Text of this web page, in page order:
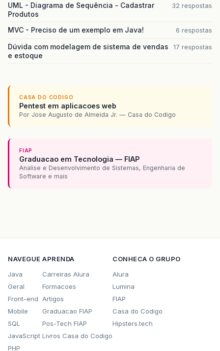
UML - Diagrama de Sequência - Cadastrar
Produtos
32 respostas
MVC - Preciso de um exemplo em Java! 6 respostas
Dúvida com modelagem de sistema de vendas
e estoque
17 respostas
CASA DO CODIGO
Pentest em aplicacoes web
Por Jose Augusto de Almeida Jr. — Casa do Codigo
FIAP
Graduacao em Tecnologia — FIAP
Analise e Desenvolvimento de Sistemas, Engenharia de
Software e mais
NAVEGUE
Java
Geral
Front-end
Mobile
SQL
JavaScript
PHP
APRENDA
Carreiras Alura
Formacoes
Artigos
Graduacao FIAP
Pos-Tech FIAP
Livros Casa do Codigo
CONHECA O GRUPO
Alura
Lumina
FIAP
Casa do Codigo
Hipsters.tech